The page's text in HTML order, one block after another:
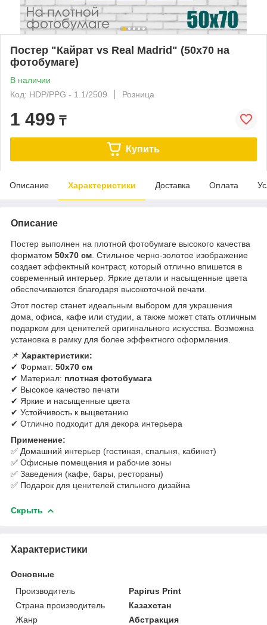
Постер "Кайрат vs Real Madrid" (50х70 на
фотобумаге)
В наличии
Код: HDP/PPG - 1.1/2509
Розница
1 499 ₸
Купить
Описание Характеристики Доставка Оплата
Описание
Постер выполнен на плотной фотобумаге высокого качества
форматом 50х70 см . Стильное черно-золотое изображение
создает эффектный контраст, который отлично впишется в
современный интерьер. Яркие детали и насыщенные цвета
обеспечиваются благодаря высокоточной печати.
Этот постер станет идеальным выбором для украшения
дома, офиса, кафе или студии, а также может стать отличным
подарком для ценителей оригинального искусства. Возможна
установка в рамку для более эффектного оформления.
📌 Характеристики:
✔ Формат: 50х70 см
✔ Материал: плотная фотобумага
✔ Высокое качество печати
✔ Яркие и насыщенные цвета
✔ Устойчивость к выцветанию
✔ Отлично подходит для декора интерьера
Применение:
✅ Домашний интерьер (гостиная, спальня, кабинет)
✅ Офисные помещения и рабочие зоны
✅ Заведения (кафе, бары, рестораны)
✅ Подарок для ценителей стильного дизайна
Скрыть
Характеристики
Основные
Производитель
Papirus Print
Страна производитель
Казахстан
Жанр
Абстракция